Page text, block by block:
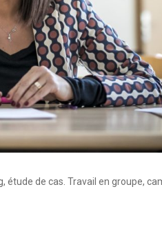
étude de cas. Travail en groupe,